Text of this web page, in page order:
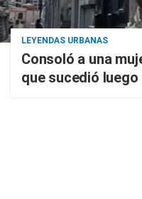
LEYENDAS URBANAS
Consoló a una
que sucedió